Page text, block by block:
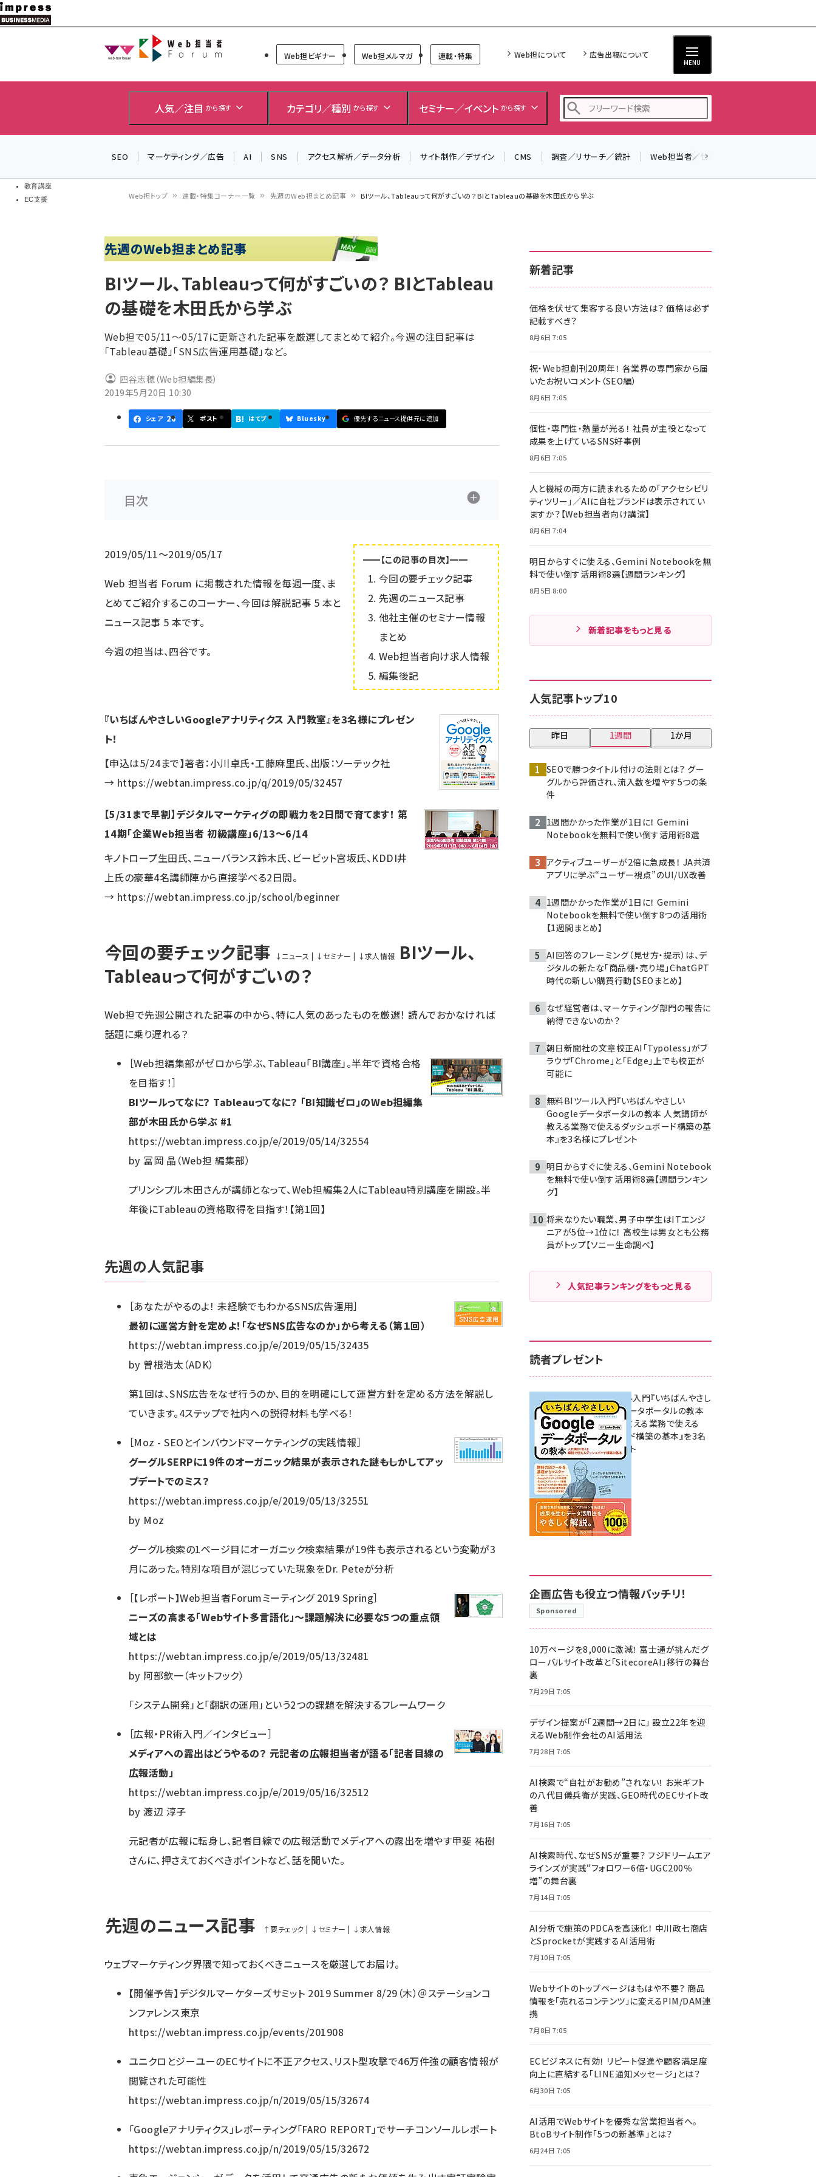
メ
イ
教育講座
EC支援
Web担当者Forum
Web担ビギナー Web担メルマガ 連載・特集 Web担について 広告出稿について
MENU
人気／注目 から探す カテゴリ／種別 から探す セミナー／イベント から探す
z世代 (1622)
meo (1275)
SEO マーケティング／広告 AI SNS アクセス解析／データ分析 サイト制作／デザイン CMS 調査／リサーチ／統計 Web担当者／仕事
ン
く
ず
Web担トップ 連載・特集コーナー一覧 先週のWeb担まとめ記事 BIツール、Tableauって何がすごいの？ BIとTableauの基礎を木田氏から学ぶ
先週のWeb担まとめ記事
BIツール、Tableauって何がすごいの？ BIとTableau
の基礎を木田氏から学ぶ
Web担で05/11～05/17に更新された記事を厳選してまとめて紹介。今週の注目記事は
「Tableau基礎」「SNS広告運用基礎」など。
四谷志穂（Web担編集長）
2019年5月20日 10:30
シェア 26 ポスト はてブ Bluesky 優先するニュース提供元に追加
目次
━━【この記事の目次】━━
今回の要チェック記事
先週のニュース記事
他社主催のセミナー情報
まとめ
Web担当者向け求人情報
編集後記
2019/05/11～2019/05/17
Web 担当者 Forum に掲載された情報を毎週一度、ま
とめてご紹介するこのコーナー、今回は解説記事 5 本と
ニュース記事 5 本です。
今週の担当は、四谷です。
『いちばんやさしいGoogleアナリティクス 入門教室』を3名様にプレゼン
ト！
【申込は5/24まで】著者：小川卓氏・工藤麻里氏、出版：ソーテック社
→ https://webtan.impress.co.jp/q/2019/05/32457
【5/31まで早割】デジタルマーケティグの即戦力を2日間で育てます！ 第
14期「企業Web担当者 初級講座」6/13～6/14
キノトロープ生田氏、ニューバランス鈴木氏、ビービット宮坂氏、KDDI井
上氏の豪華4名講師陣から直接学べる2日間。
→ https://webtan.impress.co.jp/school/beginner
今回の要チェック記事 ↓ ニュース | ↓ セミナー | ↓求人情報 BIツール、
Tableauって何がすごいの？
Web担で先週公開された記事の中から、特に人気のあったものを厳選！ 読んでおかなければ
話題に乗り遅れる？
［Web担編集部がゼロから学ぶ、Tableau「BI講座」。半年で資格合格
を目指す！］
BIツールってなに？ Tableauってなに？ 「BI知識ゼロ」のWeb担編集
部が木田氏から学ぶ #1
https://webtan.impress.co.jp/e/2019/05/14/32554
by 冨岡 晶（Web担 編集部）
プリンシプル木田さんが講師となって、Web担編集2人にTableau特別講座を開設。半
年後にTableauの資格取得を目指す！【第1回】
先週の人気記事
［あなたがやるのよ！ 未経験でもわかるSNS広告運用］
最初に運営方針を定めよ！「なぜSNS広告なのか」から考える（第１回）
https://webtan.impress.co.jp/e/2019/05/15/32435
by 曽根浩太（ADK）
第1回は、SNS広告をなぜ行うのか、目的を明確にして運営方針を定める方法を解説し
ていきます。4ステップで社内への説得材料も学べる！
［Moz - SEOとインバウンドマーケティングの実践情報］
グーグルSERPに19件のオーガニック結果が表示された謎――もしかしてアッ
プデートでのミス？
https://webtan.impress.co.jp/e/2019/05/13/32551
by Moz
グーグル検索の1ページ目にオーガニック検索結果が19件も表示されるという変動が3
月にあった。特別な項目が混じっていた現象をDr. Peteが分析
［【レポート】Web担当者Forumミーティング 2019 Spring］
ニーズの高まる「Webサイト多言語化」～課題解決に必要な5つの重点領
域とは
https://webtan.impress.co.jp/e/2019/05/13/32481
by 阿部欽一（キットフック）
「システム開発」と「翻訳の運用」という2つの課題を解決するフレームワーク
［広報・PR術入門／インタビュー］
メディアへの露出はどうやるの？ 元記者の広報担当者が語る「記者目線の
広報活動」
https://webtan.impress.co.jp/e/2019/05/16/32512
by渡辺 淳子
元記者が広報に転身し、記者目線での広報活動でメディアへの露出を増やす甲斐 祐樹
さんに、押さえておくべきポイントなど、話を聞いた。
先週のニュース記事 ↑要チェック | ↓ セミナー | ↓ 求人情報
ウェブマーケティング界隈で知っておくべきニュースを厳選してお届け。
【開催予告】デジタルマーケターズサミット 2019 Summer 8/29（木）＠ステーションコ
ンファレンス東京
https://webtan.impress.co.jp/events/201908
ユニクロとジーユーのECサイトに不正アクセス、リスト型攻撃で46万件強の顧客情報が
閲覧された可能性
https://webtan.impress.co.jp/n/2019/05/15/32674
「Googleアナリティクス」レポーティング「FARO REPORT」でサーチコンソールレポート
https://webtan.impress.co.jp/n/2019/05/15/32672
新着記事
価格を伏せて集客する良い方法は？ 価格は必ず
記載すべき？
8月6日 7:05
祝・Web担創刊20周年！ 各業界の専門家から届
いたお祝いコメント（SEO編）
8月6日 7:05
個性・専門性・熱量が光る！ 社員が主役となって
成果を上げているSNS好事例
8月6日 7:05
人と機械の両方に読まれるための「アクセシビリ
ティツリー」／AIに自社ブランドは表示されてい
ますか？【Web担当者向け講演】
8月6日 7:04
明日からすぐに使える、Gemini Notebookを無
料で使い倒す活用術8選【週間ランキング】
8月5日 8:00
新着記事をもっと見る
人気記事トップ10
昨日 1週間 1か月
SEOで勝つタイトル付けの法則とは？ グー
グルから評価され、流入数を増やす5つの条
件
1週間かかった作業が1日に！ Gemini
Notebookを無料で使い倒す活用術8選
アクティブユーザーが2倍に急成長！ JA共済
アプリに学ぶ“ユーザー視点”のUI/UX改善
1週間かかった作業が1日に！ Gemini
Notebookを無料で使い倒す8つの活用術
【1週間まとめ】
AI回答のフレーミング（見せ方・提示）は、デ
ジタルの新たな「商品棚・売り場」――ChatGPT
時代の新しい購買行動【SEOまとめ】
なぜ経営者は、マーケティング部門の報告に
納得できないのか？
朝日新聞社の文章校正AI「Typoless」がブ
ラウザ「Chrome」と「Edge」上でも校正が
可能に
無料BIツール入門『いちばんやさしい
Googleデータポータルの教本 人気講師が
教える業務で使えるダッシュボード構築の基
本』を3名様にプレゼント
明日からすぐに使える、Gemini Notebook
を無料で使い倒す活用術8選【週間ランキン
グ】
将来なりたい職業、男子中学生はITエンジ
ニアが5位→1位に！ 高校生は男女とも公務
員がトップ【ソニー生命調べ】
人気記事ランキングをもっと見る
読者プレゼント
無料BIツール入門『いちばんやさし
いGoogleデータポータルの教本
人気講師が教える業務で使える
ダッシュボード構築の基本』を3名
様にプレゼント
7月31日 10:00
企画広告も役立つ情報バッチリ！
Sponsored
10万ページを8,000に激減！ 富士通が挑んだグ
ローバルサイト改革と「SitecoreAI」移行の舞台
裏
7月29日 7:05
デザイン提案が「2週間→2日に」 設立22年を迎
えるWeb制作会社のAI活用法
7月28日 7:05
AI検索で“自社がお勧め”されない！ お米ギフト
の八代目儀兵衛が実践、GEO時代のECサイト改
善
7月16日 7:05
AI検索時代、なぜSNSが重要？ フジドリームエア
ラインズが実践“フォロワー6倍・UGC200％
増”の舞台裏
7月14日 7:05
AI分析で施策のPDCAを高速化！ 中川政七商店
とSprocketが実践するAI活用術
7月10日 7:05
Webサイトのトップページはもはや不要？ 商品
情報を「売れるコンテンツ」に変えるPIM/DAM連
携
7月8日 7:05
ECビジネスに有効！ リピート促進や顧客満足度
向上に直結する「LINE通知メッセージ」とは？
6月30日 7:05
AI活用でWebサイトを優秀な営業担当者へ。
BtoBサイト制作「5つの新基準」とは？
6月24日 7:05
＼ 読者アンケートにご協力ください ／
▼アンケートページはこちらから▼